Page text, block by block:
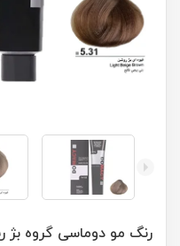
رنگ مو دوماسی گروه بژ